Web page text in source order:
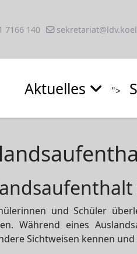
7166 140
Aktuelles ">
und Schüler
Während eines
Sichtweisen kennen